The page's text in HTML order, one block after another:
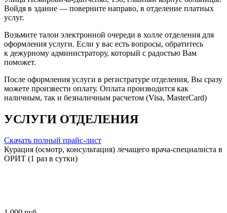
Войдя в здание — поверните направо, в отделение платных
услуг.
Возьмите талон электронной очереди в холле отделения для
оформления услуги. Если у вас есть вопросы, обратитесь
к дежурному администратору, который с радостью Вам
поможет.
После оформления услуги в регистратуре отделения, Вы сразу
можете произвести оплату. Оплата производится как
наличным, так и безналичным расчетом (Visa, MasterCard)
УСЛУГИ ОТДЕЛЕНИЯ
Скачать полный прайс-лист
Курация (осмотр, консультация) лечащего врача-специалиста в
ОРИТ (1 раз в сутки)